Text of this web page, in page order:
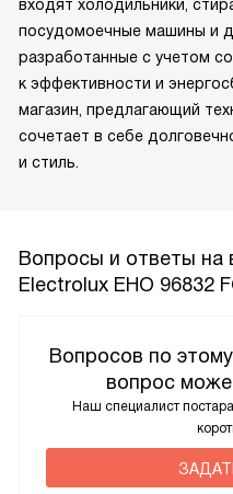
входят холодильники,
посудомоечные машины и
разработанные с учетом
к эффективности и
магазин, предлагающий
сочетает в себе
и стиль.
Вопросы и ответы на
Electrolux EHO 96832
Вопросов по
вопрос
Наш специалист